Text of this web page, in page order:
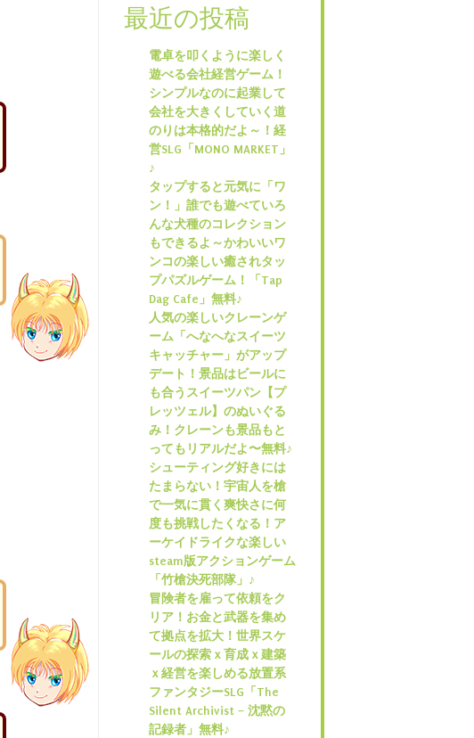
最近の投稿
電卓を叩くように楽しく
遊べる会社経営ゲーム！
シンプルなのに起業して
会社を大きくしていく道
のりは本格的だよ～！経
営SLG「MONO MARKET」
♪
タップすると元気に「ワ
ン！」誰でも遊べていろ
んな犬種のコレクション
もできるよ～かわいいワ
ンコの楽しい癒されタッ
プパズルゲーム！「Tap
Dag Cafe」無料♪
人気の楽しいクレーンゲ
ーム「へなへなスイーツ
キャッチャー」がアップ
デート！景品はビールに
も合うスイーツパン【プ
レッツェル】のぬいぐる
み！クレーンも景品もと
ってもリアルだよ〜無料♪
シューティング好きには
たまらない！宇宙人を槍
で一気に貫く爽快さに何
度も挑戦したくなる！ア
ーケイドライクな楽しい
steam版アクションゲーム
「竹槍決死部隊」♪
冒険者を雇って依頼をク
リア！お金と武器を集め
て拠点を拡大！世界スケ
ールの探索ｘ育成ｘ建築
ｘ経営を楽しめる放置系
ファンタジーSLG「The
Silent Archivist – 沈黙の
記録者」無料♪